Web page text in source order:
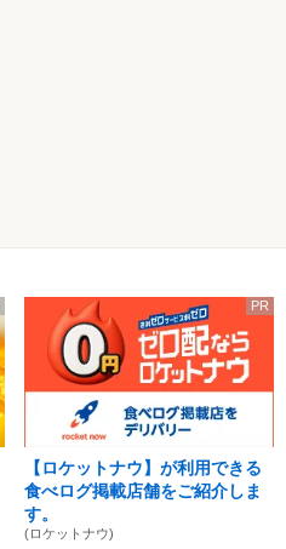
PR
【ロケットナウ】が利用できる
食べログ掲載店舗をご紹介しま
す。
(ロケットナウ)